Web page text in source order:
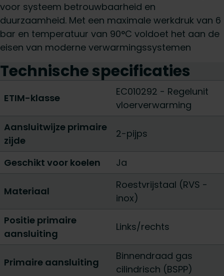
voor systeem betrouwbaarheid en
duurzaamheid. Met een maximale werkdruk van 6
bar en temperatuur van 90°C voldoet het aan de
eisen van moderne verwarmingssystemen
Technische specificaties
ETIM-klasse
EC010292 - Regelunit
vloerverwarming
Aansluitwijze primaire
zijde
2-pijps
Geschikt voor koelen Ja
Materiaal
Roestvrijstaal (RVS -
inox)
Positie primaire
aansluiting
Links/rechts
Primaire aansluiting
Binnendraad gas
cilindrisch (BSPP)